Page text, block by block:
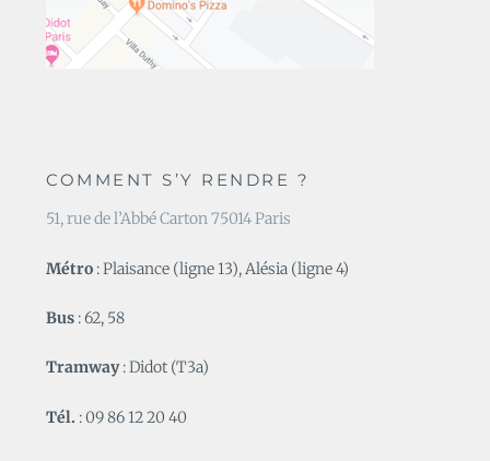
COMMENT S’Y RENDRE ?
51, rue de l’Abbé Carton 75014 Paris
Métro : Plaisance (ligne 13), Alésia (ligne 4)
Bus : 62, 58
Tramway: Didot (T3a)
Tél. : 09 86 12 20 40